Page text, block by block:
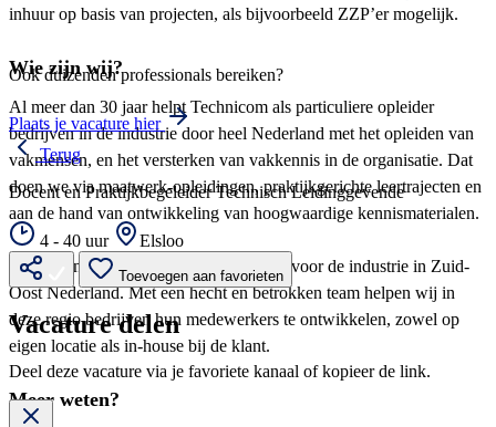
inhuur op basis van projecten, als bijvoorbeeld ZZP’er mogelijk.
Wie zijn wij?
Al meer dan 30 jaar helpt Technicom als particuliere opleider
bedrijven in de industrie door heel Nederland met het opleiden van
vakmensen, en het versterken van vakkennis in de organisatie. Dat
doen we via maatwerk-opleidingen, praktijkgerichte leertrajecten en
aan de hand van ontwikkeling van hoogwaardige kennismaterialen.
Technicom-Zuid is dé opleidingspartner voor de industrie in Zuid-
Oost Nederland. Met een hecht en betrokken team helpen wij in
deze regio bedrijven hun medewerkers te ontwikkelen, zowel op
eigen locatie als in-house bij de klant.
Meer weten?
Ook duizenden professionals bereiken?
Plaats je vacature hier
Terug
Docent en Praktijkbegeleider Technisch Leidinggevende
4 - 40 uur Elsloo
Toevoegen aan favorieten
Vacature delen
Deel deze vacature via je favoriete kanaal of kopieer de link.